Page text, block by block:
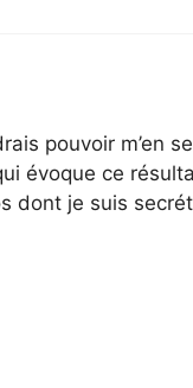
pouvoir m’en
évoque ce
dont je suis